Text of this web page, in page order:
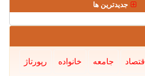
جدیدترین ها
اقتصاد جامعه خانواده رپورتاژ